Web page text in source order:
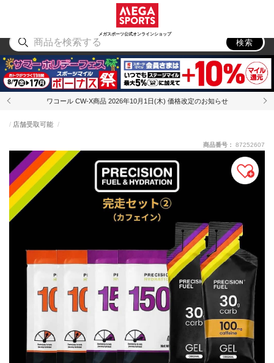
メガスポーツ公式オンラインショップ
アウトドア
検索
ワコール CW-X商品 2026年10月1日(木) 価格改定のお知らせ
店舗受取可能
商品番号： 87252607